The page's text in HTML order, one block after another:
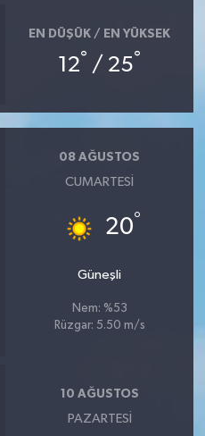
EN DÜŞÜK / EN YÜKSEK
12° / 25°
08 AĞUSTOS
CUMARTESI
20°
Güneşli
Nem: %53
Rüzgar: 5.50 m/s
10 AĞUSTOS
PAZARTESI